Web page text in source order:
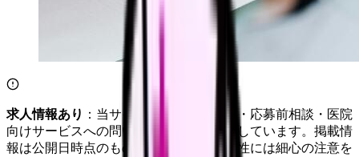
求人情報あり ：当サイトは自社求人通知・応募前相談・医院
向けサービスへの問い合わせ導線を設置しています。掲載情
報は公開日時点のものです。記事の正確性には細心の注意を